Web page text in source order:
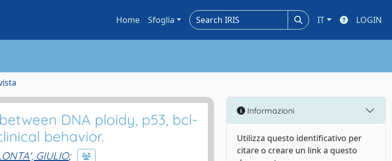
Home Sfoglia IT LOGIN
DNA ploidy, p53, bcl-
behavior.
GIULIO;
Informazioni
Utilizza questo identificativo per
citare o creare un link a questo